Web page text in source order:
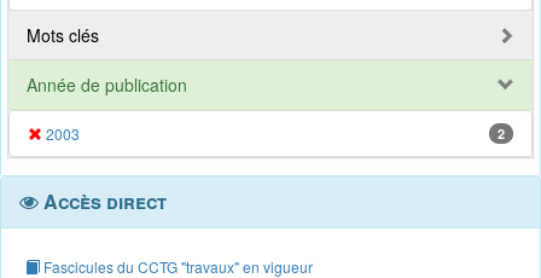
Mots clés
Année de publication
2003 2
Accès direct
Fascicules du CCTG "travaux" en vigueur